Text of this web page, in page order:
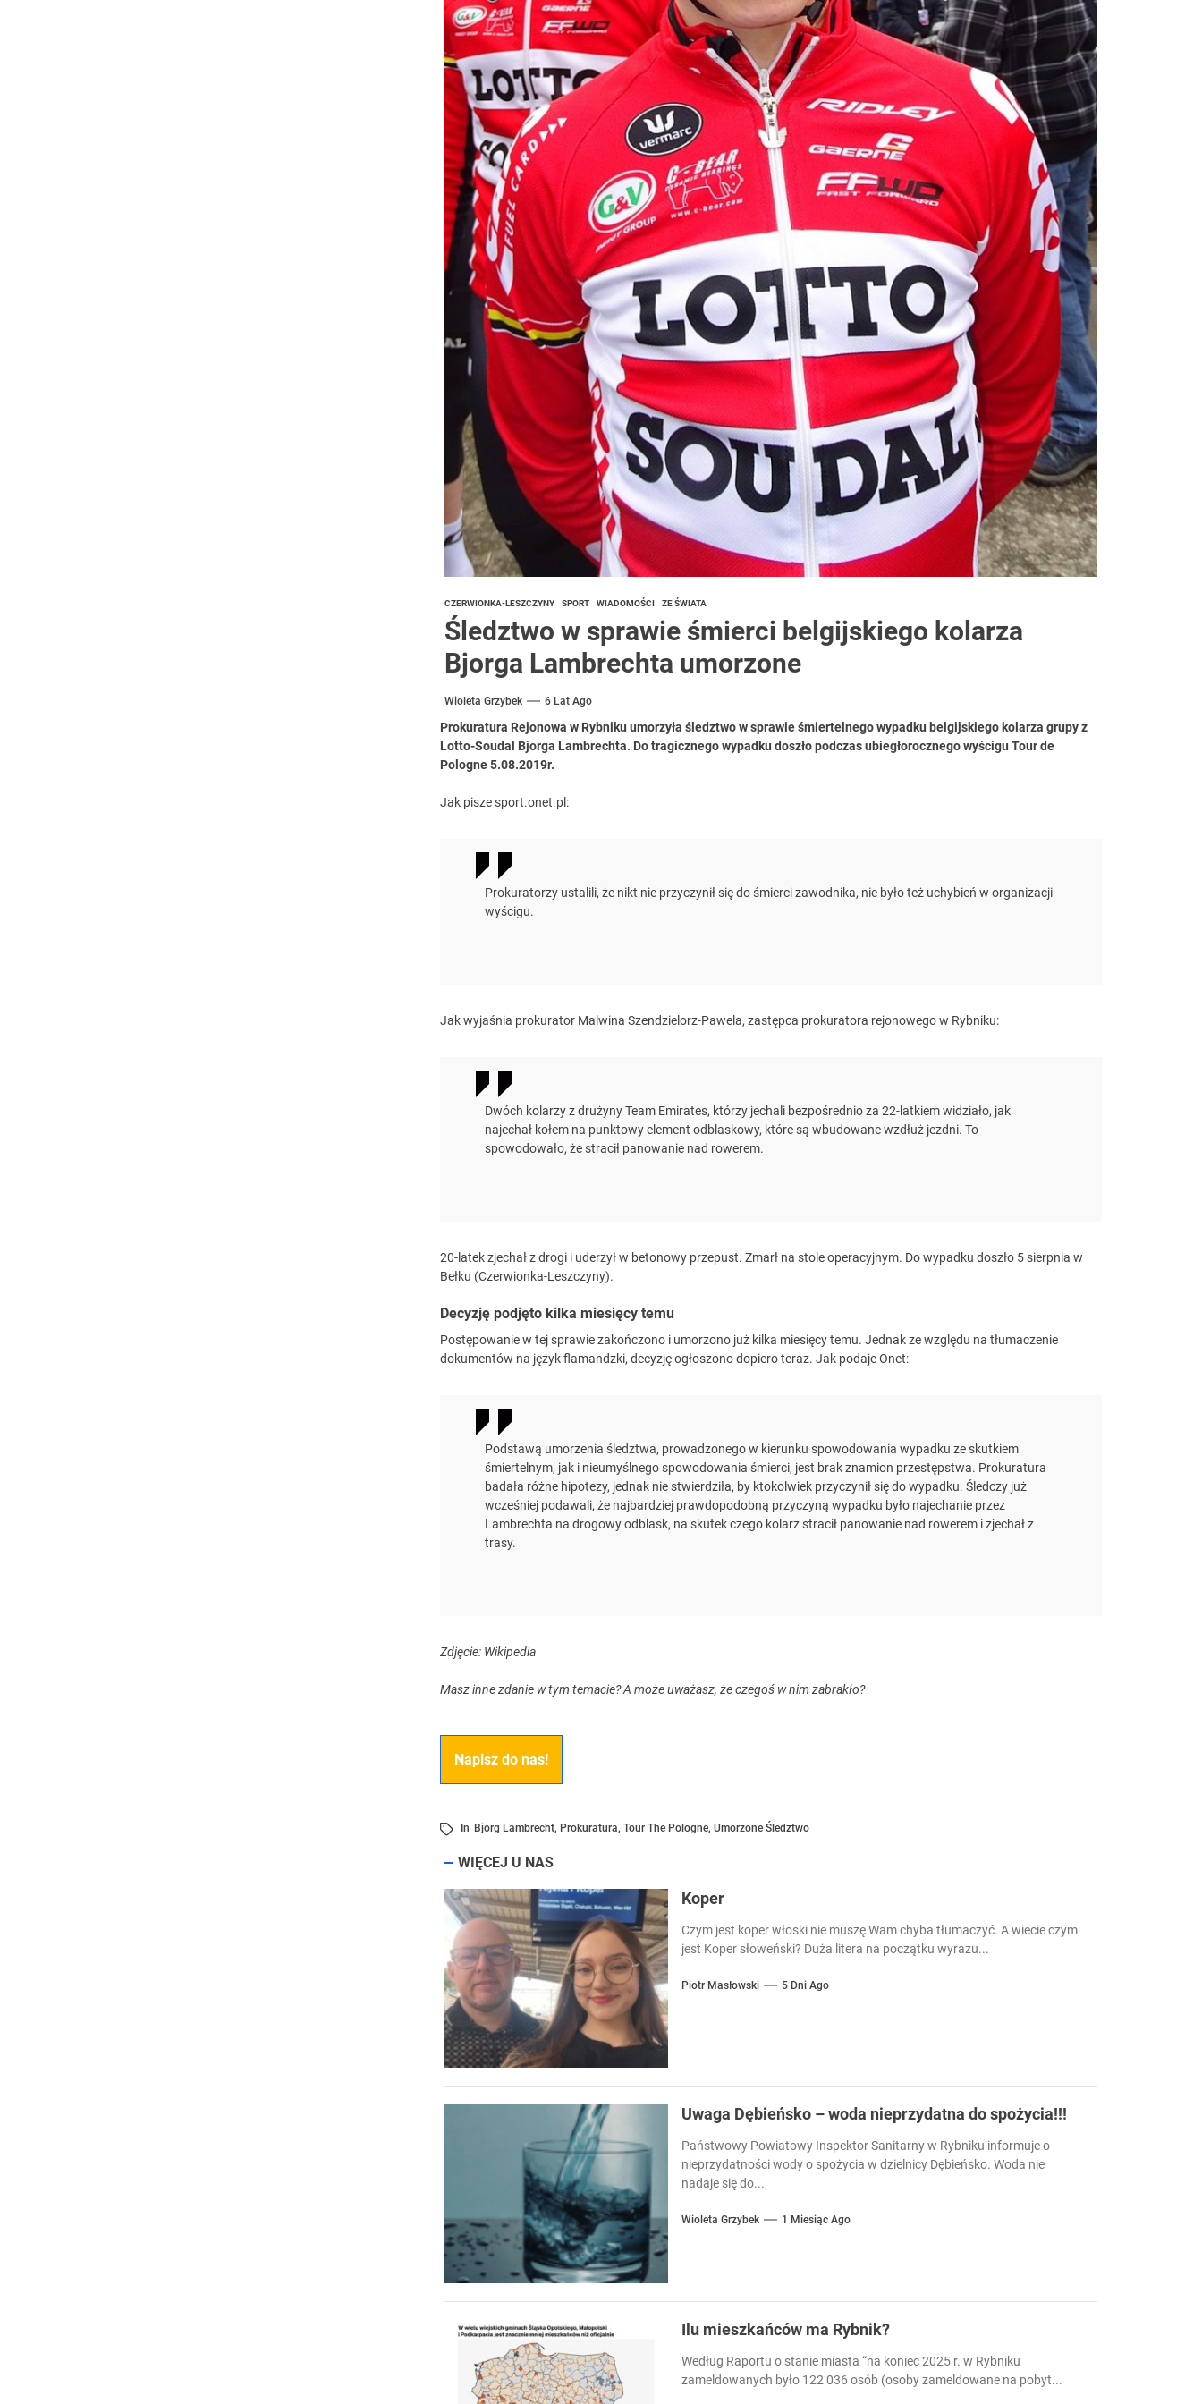
CZERWIONKA-LESZCZYNY SPORT WIADOMOŚCI ZE ŚWIATA
Śledztwo w sprawie śmierci belgijskiego kolarza
Bjorga Lambrechta umorzone
Wioleta Grzybek 6 Lat Ago
Prokuratura Rejonowa w Rybniku umorzyła śledztwo w sprawie śmiertelnego wypadku belgijskiego kolarza grupy z
Lotto-Soudal Bjorga Lambrechta. Do tragicznego wypadku doszło podczas ubiegłorocznego wyścigu Tour de
Pologne 5.08.2019r.
Jak pisze sport.onet.pl:
Prokuratorzy ustalili, że nikt nie przyczynił się do śmierci zawodnika, nie było też uchybień w organizacji
wyścigu.
Jak wyjaśnia prokurator Malwina Szendzielorz-Pawela, zastępca prokuratora rejonowego w Rybniku:
Dwóch kolarzy z drużyny Team Emirates, którzy jechali bezpośrednio za 22-latkiem widziało, jak
najechał kołem na punktowy element odblaskowy, które są wbudowane wzdłuż jezdni. To
spowodowało, że stracił panowanie nad rowerem.
20-latek zjechał z drogi i uderzył w betonowy przepust. Zmarł na stole operacyjnym. Do wypadku doszło 5 sierpnia w
Bełku (Czerwionka-Leszczyny).
Decyzję podjęto kilka miesięcy temu
Postępowanie w tej sprawie zakończono i umorzono już kilka miesięcy temu. Jednak ze względu na tłumaczenie
dokumentów na język flamandzki, decyzję ogłoszono dopiero teraz. Jak podaje Onet:
Podstawą umorzenia śledztwa, prowadzonego w kierunku spowodowania wypadku ze skutkiem
śmiertelnym, jak i nieumyślnego spowodowania śmierci, jest brak znamion przestępstwa. Prokuratura
badała różne hipotezy, jednak nie stwierdziła, by ktokolwiek przyczynił się do wypadku. Śledczy już
wcześniej podawali, że najbardziej prawdopodobną przyczyną wypadku było najechanie przez
Lambrechta na drogowy odblask, na skutek czego kolarz stracił panowanie nad rowerem i zjechał z
trasy.
Zdjęcie: Wikipedia
Masz inne zdanie w tym temacie? A może uważasz, że czegoś w nim zabrakło?
Napisz do nas!
In Bjorg Lambrecht, Prokuratura, Tour The Pologne, Umorzone Śledztwo
WIĘCEJ U NAS
Koper
Czym jest koper włoski nie muszę Wam chyba tłumaczyć. A wiecie czym
jest Koper słoweński? Duża litera na początku wyrazu...
Piotr Masłowski 5 Dni Ago
Uwaga Dębieńsko – woda nieprzydatna do spożycia!!!
Państwowy Powiatowy Inspektor Sanitarny w Rybniku informuje o
nieprzydatności wody o spożycia w dzielnicy Dębieńsko. Woda nie
nadaje się do...
Wioleta Grzybek 1 Miesiąc Ago
Ilu mieszkańców ma Rybnik?
Według Raportu o stanie miasta “na koniec 2025 r. w Rybniku
zameldowanych było 122 036 osób (osoby zameldowane na pobyt...